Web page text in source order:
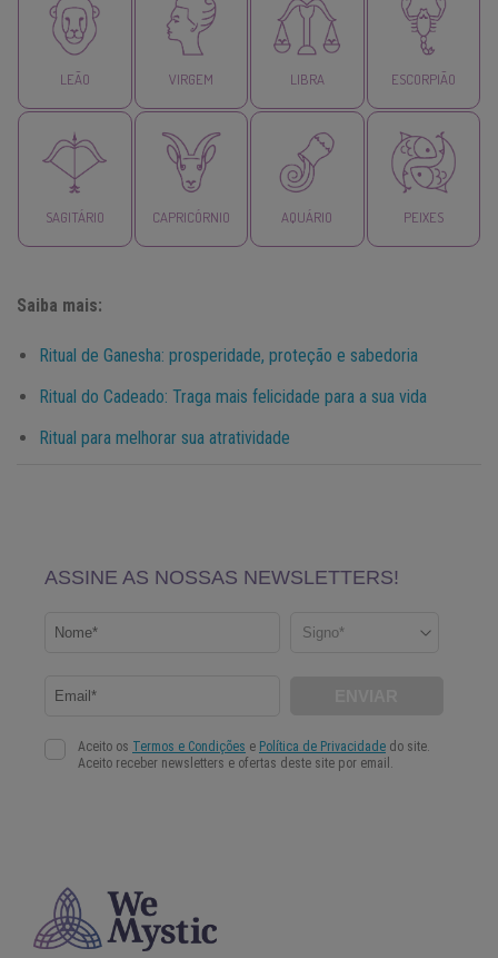
LEÃO VIRGEM LIBRA ESCORPIÃO
SAGITÁRIO CAPRICÓRNIO AQUÁRIO PEIXES
Saiba mais:
Ritual de Ganesha: prosperidade, proteção e sabedoria
Ritual do Cadeado: Traga mais felicidade para a sua vida
Ritual para melhorar sua atratividade